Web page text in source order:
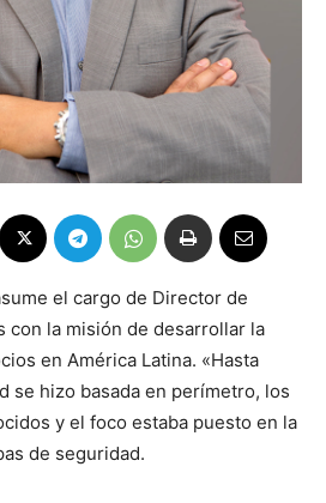
el cargo de Director de
con la misión de desarrollar la
en América Latina. «Hasta
se hizo basada en perímetro, los
y el foco estaba puesto en la
de seguridad.